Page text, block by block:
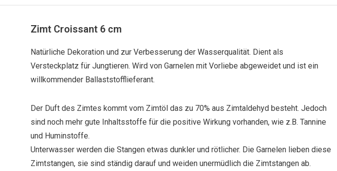
Zimt Croissant 6 cm
Natürliche Dekoration und zur Verbesserung der Wasserqualität. Dient als
Versteckplatz für Jungtieren. Wird von Garnelen mit Vorliebe abgeweidet und ist ein
willkommender Ballaststofflieferant.
Der Duft des Zimtes kommt vom Zimtöl das zu 70% aus Zimtaldehyd besteht. Jedoch
sind noch mehr gute Inhaltsstoffe für die positive Wirkung vorhanden, wie z.B. Tannine
und Huminstoffe.
Unterwasser werden die Stangen etwas dunkler und rötlicher. Die Garnelen lieben diese
Zimtstangen, sie sind ständig darauf und weiden unermüdlich die Zimtstangen ab.